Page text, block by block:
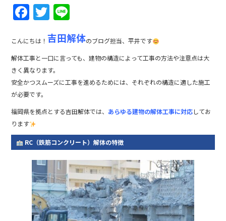
F
c
e
b
o
o
k
T
w
itt
er
n
e
こんにちは！ 吉田解体のブログ担当、平井です
解体工事と一口に言っても、建物の構造によって工事の方法や注意点は大
きく異なります。
安全かつスムーズに工事を進めるためには、それぞれの構造に適した施工
が必要です。
福岡県を拠点とする吉田解体では、 あらゆる建物の解体工事に対応してお
ります
RC（鉄筋コンクリート）解体の特徴